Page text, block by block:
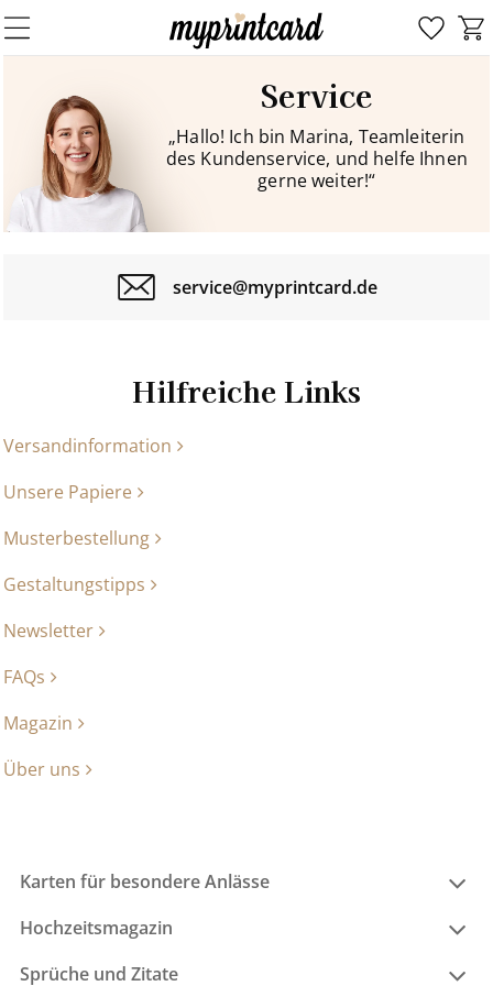
Service
„Hallo! Ich bin Marina, Teamleiterin
des Kundenservice, und helfe Ihnen
gerne weiter!“
service@myprintcard.de
Hilfreiche Links
Versandinformation
Unsere Papiere
Musterbestellung
Gestaltungstipps
Newsletter
FAQs
Magazin
Über uns
Karten für besondere Anlässe
Hochzeitsmagazin
Sprüche und Zitate